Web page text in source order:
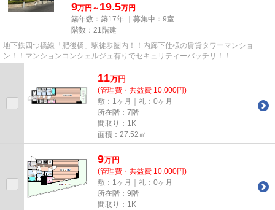
9万円～ 19.5万円
築年数：築17年 ｜募集中： 9室
階数：21階建
地下鉄四つ橋線「肥後橋」駅徒歩圏内！！内廊下仕様の賃貸タワーマンショ
ン！！マンションコンシェルジュ有りでセキュリティーバッチリ！！
11万円
(管理費・共益費 10,000円)
敷：1ヶ月｜礼：0ヶ月
所在階：7階
間取り：1K
面積：27.52㎡
9万円
(管理費・共益費 10,000円)
敷：1ヶ月｜礼：0ヶ月
所在階：9階
間取り：1K